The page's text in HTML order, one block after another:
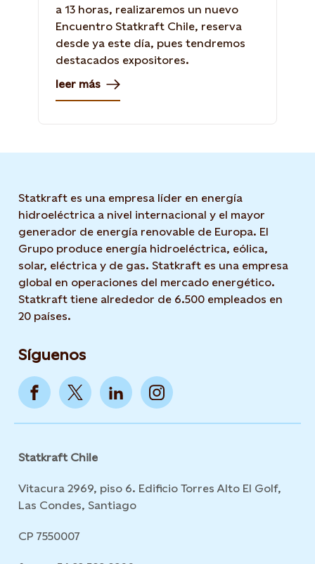
a 13 horas, realizaremos un nuevo
Encuentro Statkraft Chile, reserva
desde ya este día, pues tendremos
destacados expositores.
leer más
Statkraft es una empresa líder en energía
hidroeléctrica a nivel internacional y el mayor
generador de energía renovable de Europa. El
Grupo produce energía hidroeléctrica, eólica,
solar, eléctrica y de gas. Statkraft es una empresa
global en operaciones del mercado energético.
Statkraft tiene alrededor de 6.500 empleados en
20 países.
Síguenos
Statkraft Chile
Vitacura 2969, piso 6. Edificio Torres Alto El Golf,
Las Condes, Santiago
CP 7550007